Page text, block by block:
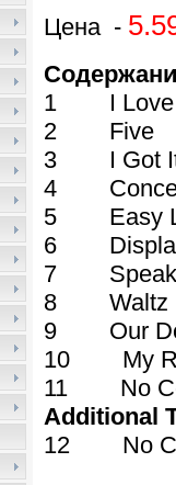
Цена -
1 I Love
2 Five
3 I Got It
4
5 Easy
6
7 Speak
8 Waltz
9 Our
10 My
11 No
Additional
12 No